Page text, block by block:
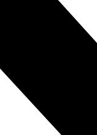
de las
legal y la
vía.